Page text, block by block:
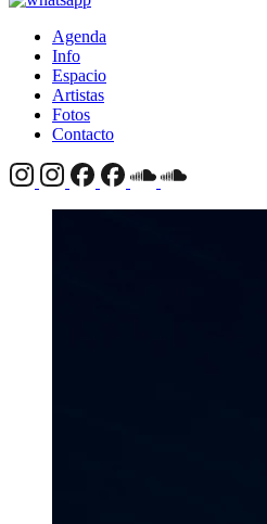
Agenda
Info
Espacio
Artistas
Fotos
Contacto